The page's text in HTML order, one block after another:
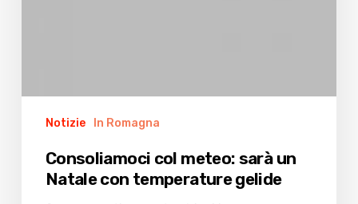
Notizie In Romagna
Consoliamoci col meteo: sarà un
Natale con temperature gelide